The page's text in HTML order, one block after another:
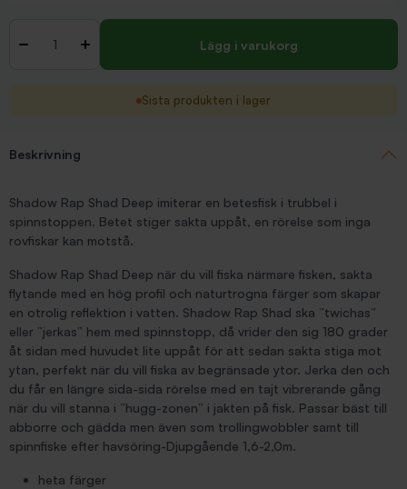
- + Lägg i varukorg
Sista produkten i lager
Beskrivning
Shadow Rap Shad Deep imiterar en betesfisk i trubbel i
spinnstoppen. Betet stiger sakta uppåt, en rörelse som inga
rovfiskar kan motstå.
Shadow Rap Shad Deep när du vill fiska närmare fisken, sakta
flytande med en hög profil och naturtrogna färger som skapar
en otrolig reflektion i vatten. Shadow Rap Shad ska ”twichas”
eller ”jerkas” hem med spinnstopp, då vrider den sig 180 grader
åt sidan med huvudet lite uppåt för att sedan sakta stiga mot
ytan, perfekt när du vill fiska av begränsade ytor. Jerka den och
du får en längre sida-sida rörelse med en tajt vibrerande gång
när du vill stanna i ”hugg-zonen” i jakten på fisk. Passar bäst till
abborre och gädda men även som trollingwobbler samt till
spinnfiske efter havsöring-Djupgående 1,6-2,0m.
heta färger